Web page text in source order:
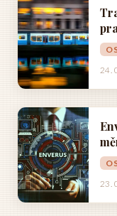
24.
23.